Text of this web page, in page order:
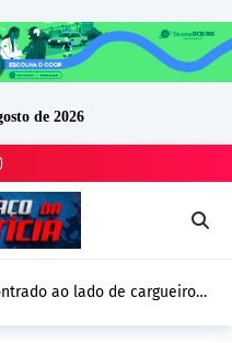
de 2026
ao lado de cargueiro